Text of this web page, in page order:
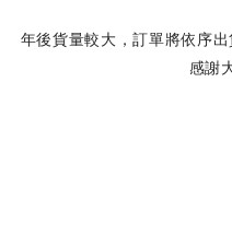
年後貨量較大，訂單將依序
感謝